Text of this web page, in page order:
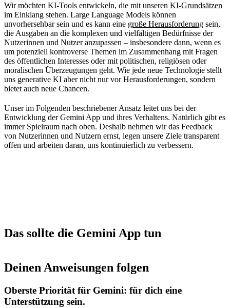
Wir möchten KI-Tools entwickeln, die mit unseren KI-Grundsätzen
im Einklang stehen. Large Language Models können
unvorhersehbar sein und es kann eine große Herausforderung sein,
die Ausgaben an die komplexen und vielfältigen Bedürfnisse der
Nutzerinnen und Nutzer anzupassen – insbesondere dann, wenn es
um potenziell kontroverse Themen im Zusammenhang mit Fragen
des öffentlichen Interesses oder mit politischen, religiösen oder
moralischen Überzeugungen geht. Wie jede neue Technologie stellt
uns generative KI aber nicht nur vor Herausforderungen, sondern
bietet auch neue Chancen.
Unser im Folgenden beschriebener Ansatz leitet uns bei der
Entwicklung der Gemini App und ihres Verhaltens. Natürlich gibt es
immer Spielraum nach oben. Deshalb nehmen wir das Feedback
von Nutzerinnen und Nutzern ernst, legen unsere Ziele transparent
offen und arbeiten daran, uns kontinuierlich zu verbessern.
Das sollte die Gemini App tun
Deinen Anweisungen folgen
Oberste Priorität für Gemini: für dich eine
Unterstützung sein.